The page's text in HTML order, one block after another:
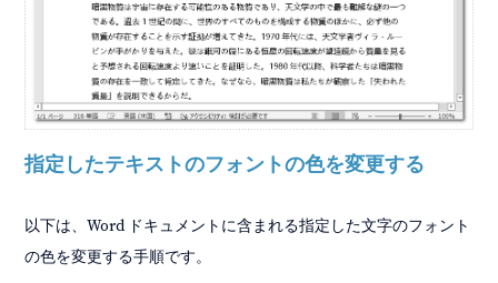
指定したテキストのフォントの色を変更する
以下は、Word ドキュメントに含まれる指定した文字のフォント
の色を変更する手順です。